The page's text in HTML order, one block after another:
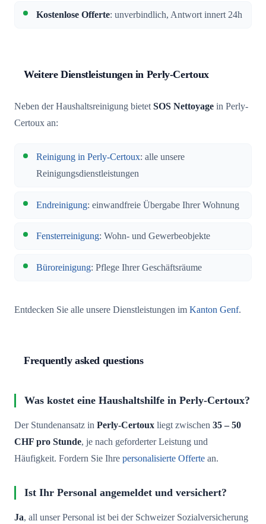
Kostenlose Offerte: unverbindlich, Antwort innert 24h
Weitere Dienstleistungen in Perly-Certoux
Neben der Haushaltsreinigung bietetSOS Nettoyage in Perly-
Certoux an:
Reinigung in Perly-Certoux: alle unsere
Reinigungsdienstleistungen
Endreinigung: einwandfreie Übergabe Ihrer Wohnung
Fensterreinigung: Wohn- und Gewerbeobjekte
Büroreinigung: Pflege Ihrer Geschäftsräume
Entdecken Sie alle unsere Dienstleistungen im Kanton Genf.
Frequently asked questions
Was kostet eine Haushaltshilfe in Perly-Certoux?
Der Stundenansatz in Perly-Certoux liegt zwischen 35 – 50
CHF pro Stunde, je nach geforderter Leistung und
Häufigkeit. Fordern Sie Ihre personalisierte Offerte an.
Ist Ihr Personal angemeldet und versichert?
Ja, all unser Personal ist bei der Schweizer Sozialversicherung